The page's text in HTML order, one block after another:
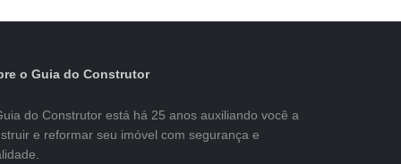
o Guia do Construtor
do Construtor está há 25 anos auxiliando você a
e reformar seu imóvel com segurança e